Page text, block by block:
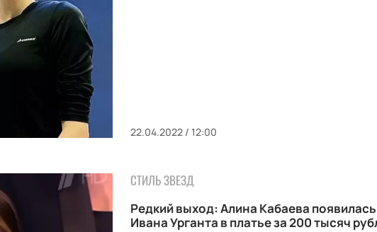
22.04.2022 / 12:00
СТИЛЬ ЗВЕЗД
Редкий выход: Алина Кабаева
Ивана Урганта в платье за 200 тысяч